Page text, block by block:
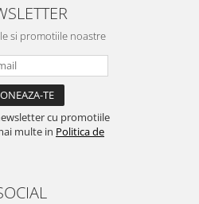
si promotiile noastre
cu promotiile
multe in Politica de